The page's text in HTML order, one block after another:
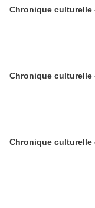
Chronique culturelle
Chronique culturelle
Chronique culturelle